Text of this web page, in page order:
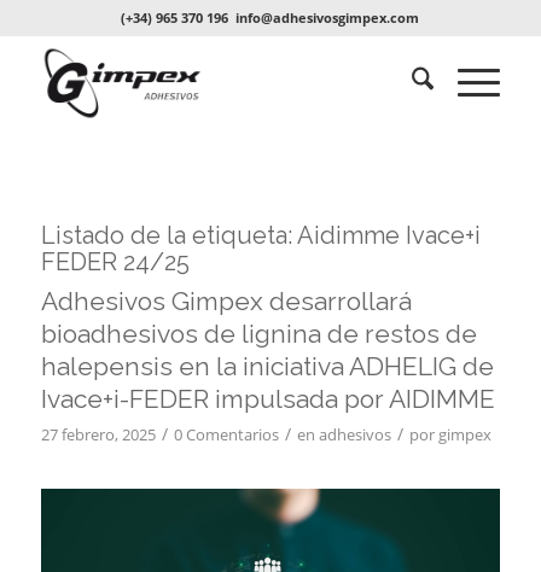
(+34) 965 370 196info@adhesivosgimpex.com
Listado de la etiqueta: Aidimme Ivace+i
FEDER 24/25
Adhesivos Gimpex desarrollará
bioadhesivos de lignina de restos de
halepensis en la iniciativa ADHELIG de
Ivace+i-FEDER impulsada por AIDIMME
27 febrero, 2025 / 0 Comentarios / en adhesivos / por gimpex